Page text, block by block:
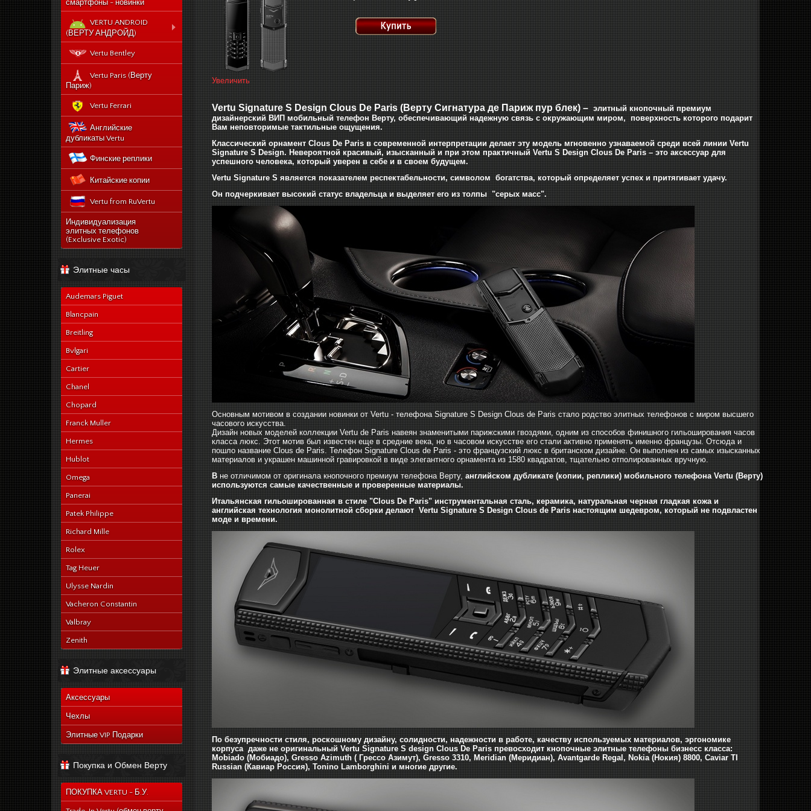
смартфоны - новинки
VERTU ANDROID
(ВЕРТУ АНДРОЙД)
Новый Vertu Signature
New Touch
Vertu Constellation X duos
Sim - смартфон Верту
Констелейшен икс на две
сим карты
Vertu Signature touch
Vertu Aster (Верту Астер)
Vertu Ti
Vertu Constellation V
noviy-vertu-signature-
new-touch
catalog
543-vertu-signature-
touch-grape-lizard-
en
navy-alligator-en
category
175-novyj-vertu-
signature-new-touch
Vertu Bentley
Vertu Paris (Верту
Париж)
Vertu Ferrari
Английские
дубликаты Vertu
Финские реплики
Китайские копии
Vertu from RuVertu
Индивидуализация
элитных телефонов
(Exclusive Exotic)
Элитные часы
Audemars Piguet
Blancpain
Breitling
Bvlgari
Cartier
Chanel
Chopard
Franck Muller
Hermes
Hublot
Omega
Panerai
Patek Philippe
Richard Mille
Rolex
Tag Heuer
Ulysse Nardin
Vacheron Constantin
Valbray
Zenith
Элитные аксессуары
Аксессуары
Чехлы
Элитные VIP Подарки
Покупка и Обмен Верту
ПОКУПКА VERTU - Б.У.
Увеличить
Vertu Signature S Design Clous De Paris (Верту Сигнатура де Париж пур блек) – элитный кнопочный премиум
дизайнерский ВИП мобильный телефон Верту, обеспечивающий надежную связь с окружающим миром, поверхность которого подарит
Вам неповторимые тактильные ощущения.
Классический орнамент Clous De Paris в современной интерпретации делает эту модель мгновенно узнаваемой среди всей линии Vertu
Signature S Design. Невероятной красивый, изысканный и при этом практичный Vertu S Design Clous De Paris – это аксессуар для
успешного человека, который уверен в себе и в своем будущем.
Vertu Signature S является показателем респектабельности, символом богатства, который определяет успех и притягивает удачу.
Он подчеркивает высокий статус владельца и выделяет его из толпы "серых масс".
Основным мотивом в создании новинки от Vertu - телефона Signature S Design Clous de Paris стало родство элитных телефонов с миром высшего
часового искусства.
Дизайн новых моделей коллекции Vertu de Paris навеян знаменитыми парижскими гвоздями, одним из способов финишного гильоширования часов
класса люкс. Этот мотив был известен еще в средние века, но в часовом искусстве его стали активно применять именно французы. Отсюда и
пошло название Clous de Paris. Телефон Signature Clous de Paris - это французский люкс в британском дизайне. Он выполнен из самых изысканных
материалов и украшен машинной гравировкой в виде элегантного орнамента из 1580 квадратов, тщательно отполированных вручную.
В не отличимом от оригинала кнопочного премиум телефона Верту, английском дубликате (копии, реплики) мобильного телефона Vertu (Верту)
используются самые качественные и проверенные материалы.
Итальянская гильошированная в стиле "Clous De Paris" инструментальная сталь, керамика, натуральная черная гладкая кожа и
английская технология монолитной сборки делают Vertu Signature S Design Clous de Paris настоящим шедевром, который не подвластен
моде и времени.
По безупречности стиля, роскошному дизайну, солидности, надежности в работе, качеству используемых материалов, эргономике
корпуса даже не оригинальный Vertu Signature S design Clous De Paris превосходит кнопочные элитные телефоны бизнесс класса:
Mobiado (Мобиадо), Gresso Azimuth ( Грессо Азимут), Gresso 3310, Meridian (Меридиан), Avantgarde Regal, Nokia (Нокия) 8800, Caviar TI
Russian (Кавиар Россия), Tonino Lamborghini и многие другие.